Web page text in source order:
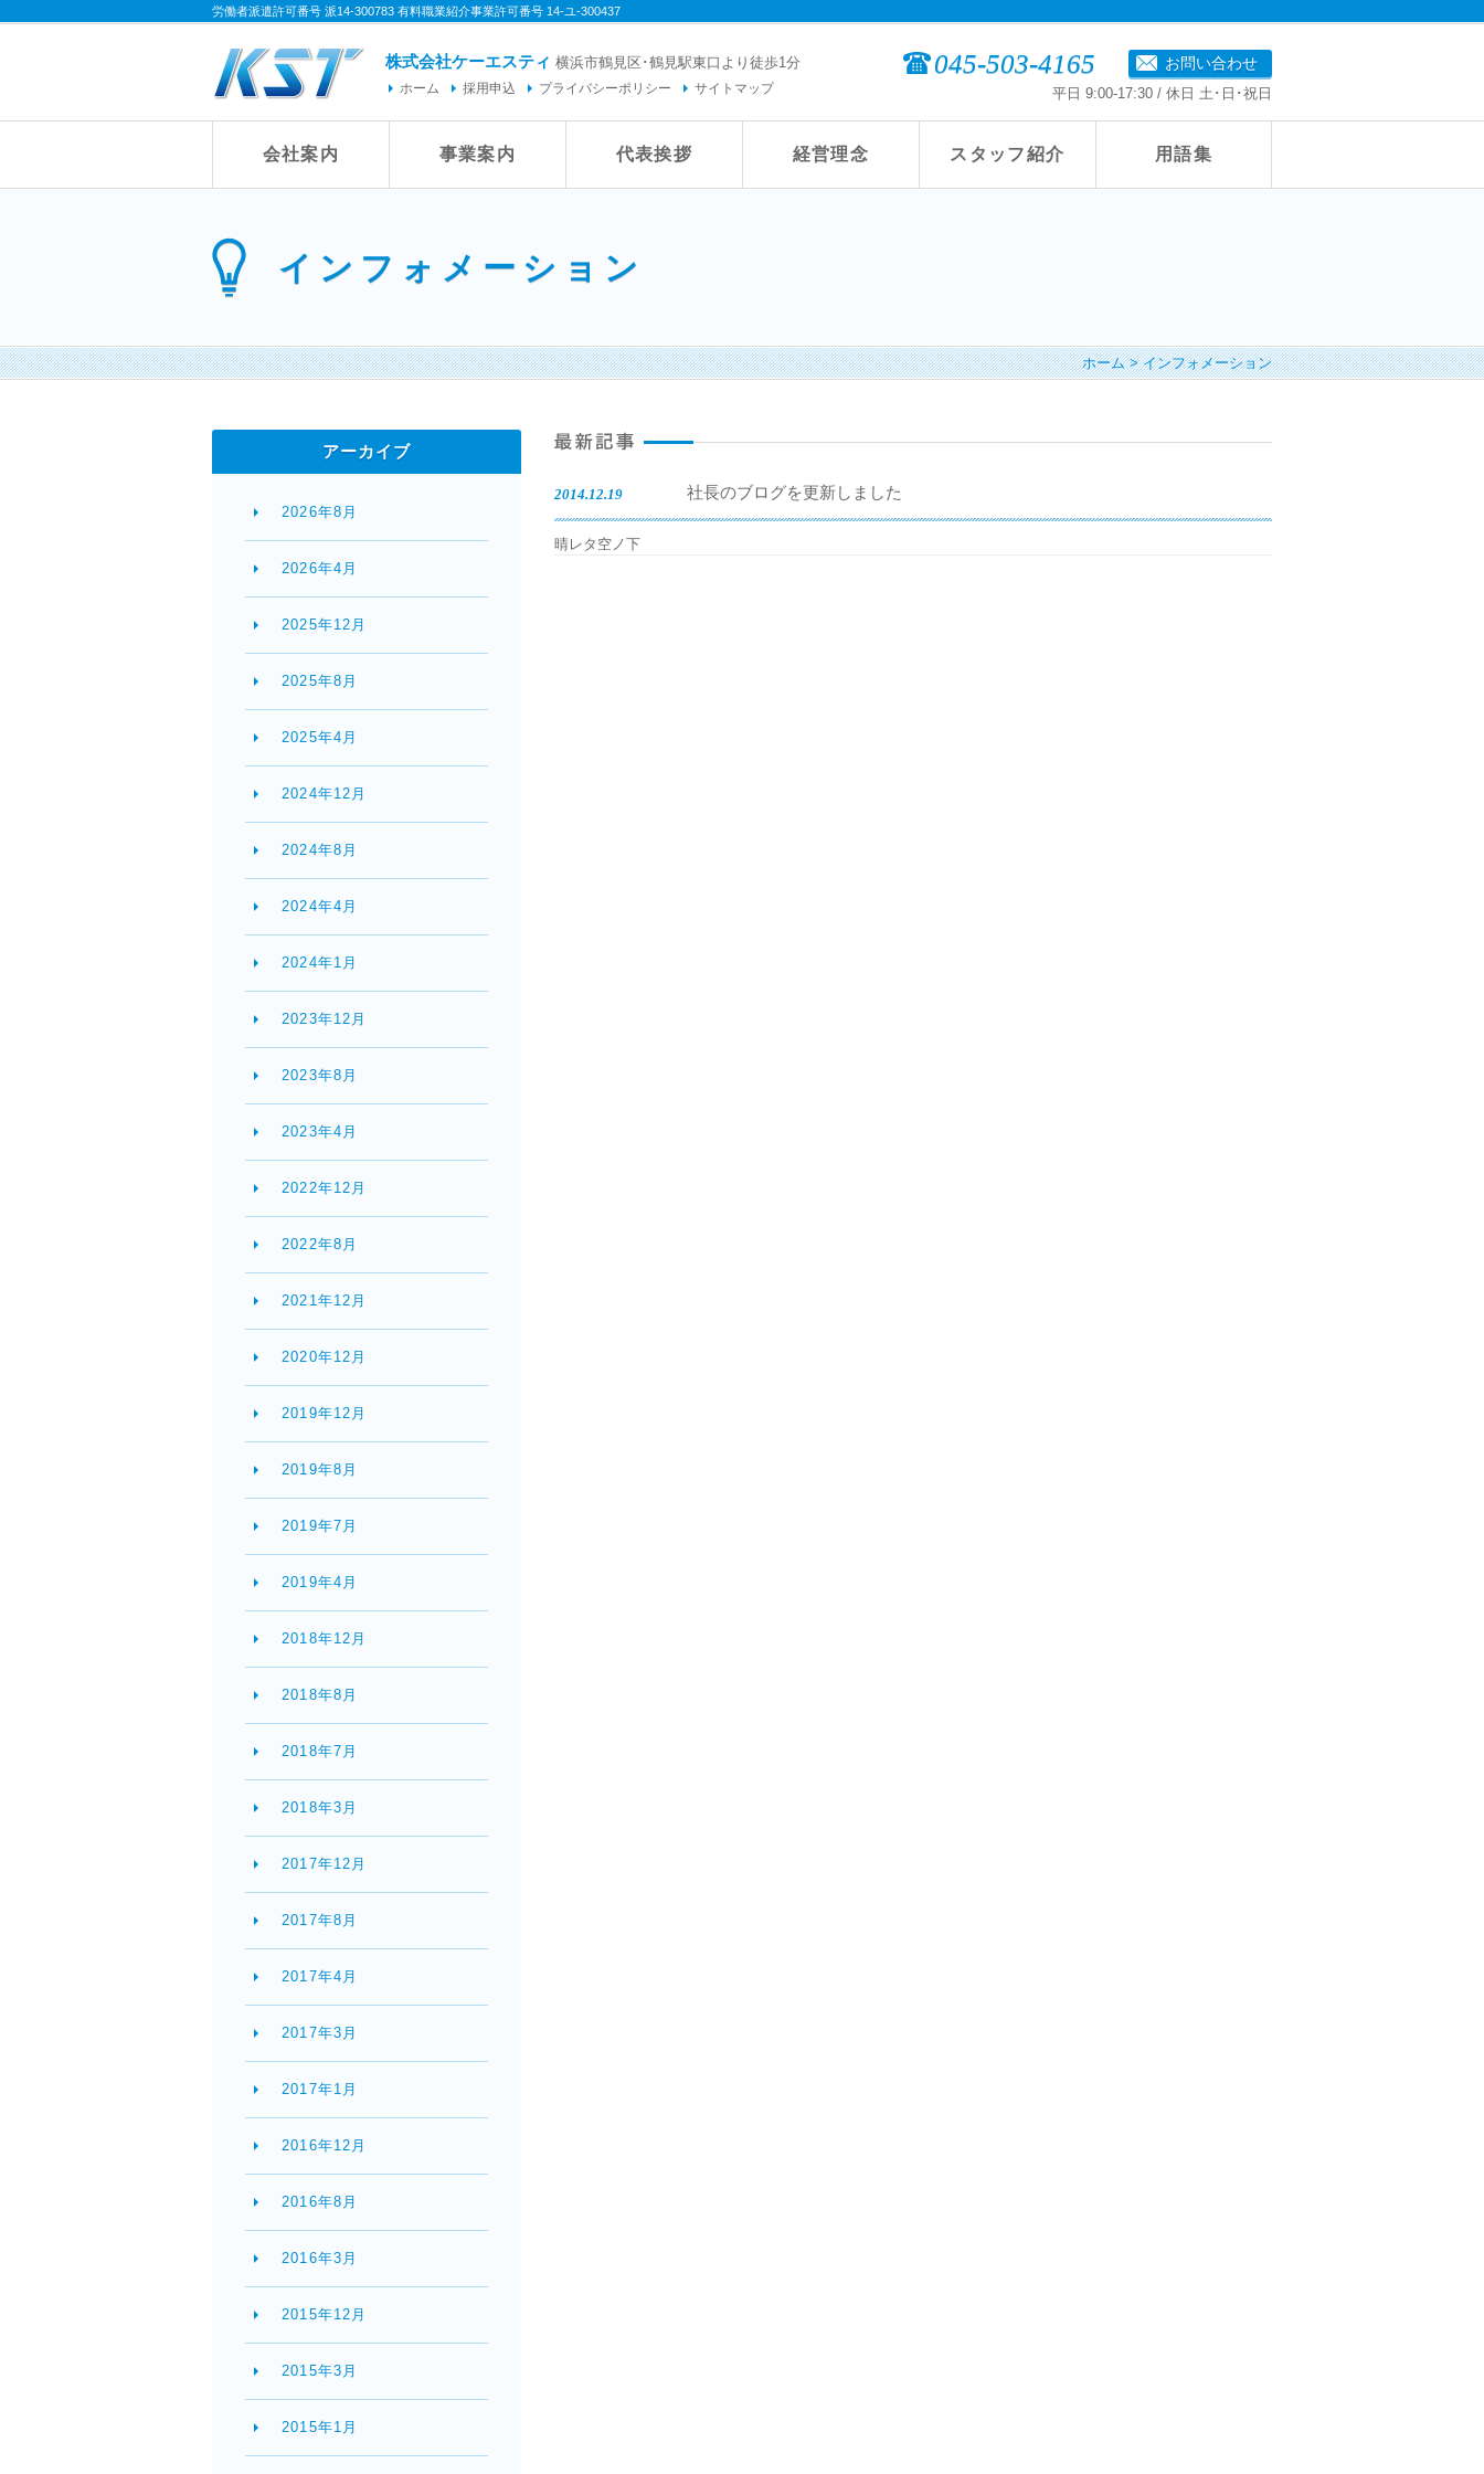
労働者派遣許可番号 派14-300783 有料職業紹介事業許可番号 14-ユ-300437
株式会社ケーエスティ 横浜市鶴見区･鶴見駅東口より徒歩1分
ホーム 採用申込 プライバシーポリシー サイトマップ
045-503-4165 お問い合わせ
平日 9:00-17:30 / 休日 土･日･祝日
会社案内 事業案内 代表挨拶 経営理念 スタッフ紹介 用語集
インフォメーション
ホーム>インフォメーション
社長のブログを更新しました
2014.12.19
晴レタ空ノ下
アーカイブ
2026年8月
2026年4月
2025年12月
2025年8月
2025年4月
2024年12月
2024年8月
2024年4月
2024年1月
2023年12月
2023年8月
2023年4月
2022年12月
2022年8月
2021年12月
2020年12月
2019年12月
2019年8月
2019年7月
2019年4月
2018年12月
2018年8月
2018年7月
2018年3月
2017年12月
2017年8月
2017年4月
2017年3月
2017年1月
2016年12月
2016年8月
2016年3月
2015年12月
2015年3月
2015年1月